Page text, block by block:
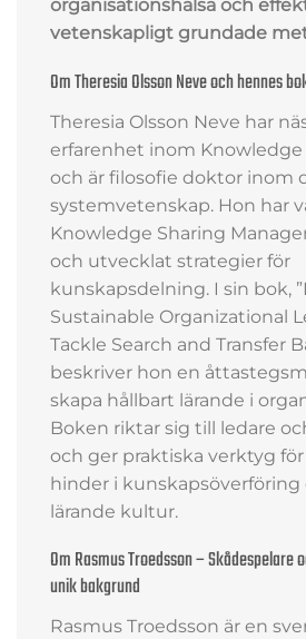
organisationshälsa och
vetenskapligt grundade
Om Theresia Olsson Neve och hennes
Theresia Olsson Neve har
erfarenhet inom
och är filosofie doktor inom
systemvetenskap. Hon har
Knowledge Sharing
och utvecklat strategier för
kunskapsdelning. I sin bok,
Sustainable Organizational
Tackle Search and Transfer
beskriver hon en
skapa hållbart lärande i
Boken riktar sig till ledare
och ger praktiska verktyg
hinder i
lärande kultur.
Om Rasmus Troedsson – Skådespelare
unik bakgrund
Rasmus Troedsson är en